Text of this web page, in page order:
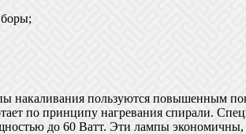
накаливания пользуются повышенным
по принципу нагревания спирали.
до 60 Ватт. Эти лампы